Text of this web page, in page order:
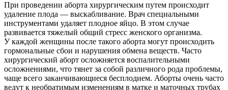
При проведении аборта хирургическим путем происходит
удаление плода — выскабливание. Врач специальными
инструментами удаляет плодное яйцо. В этом случае
развивается тяжелый общий стресс женского организма.
У каждой женщины после такого аборта могут происходить
гормональные сбои и нарушения обмена веществ. Часто
хирургический аборт осложняется воспалительными
осложнениями, что тянет за собой различного рода проблемы,
чаще всего заканчивающиеся бесплодием. Аборты очень часто
ведут к необратимым изменениям в матке и маточных трубах